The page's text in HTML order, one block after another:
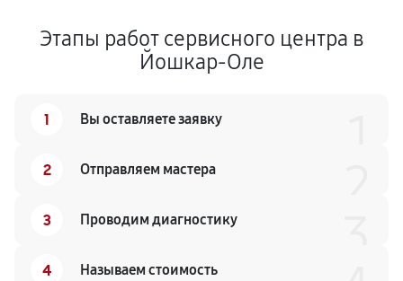
Этапы работ сервисного центра в
Йошкар-Оле
1 Вы оставляете заявку
2 Отправляем мастера
3 Проводим диагностику
4 Называем стоимость